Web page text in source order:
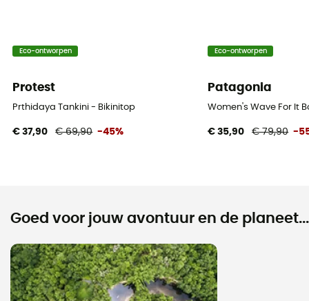
Eco-ontworpen
Protest
Prthidaya Tankini - Bikinitop
€ 37,90 € 69,90 -45%
Eco-ontworpen
Patagonia
Women's Wave For It
€ 35,90 € 79,90 -
Goed voor jouw avontuur en de planeet...